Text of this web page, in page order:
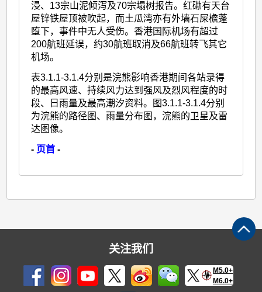
浸、13宗山泥倾泻及70宗塌树报告。红磡有天台
屋锌铁屋顶被吹起，而土瓜湾亦有外墙石屎檐蓬
堕下，事件中无人受伤。香港国际机场有超过
200航班延误，约30航班取消及66航班转飞其它
机场。
表3.1.1-3.1.4分别是浣熊影响香港期间各站录得
的最高风速、持续风力达到强风及烈风程度的时
段、日雨量及最高潮汐资料。图3.1.1-3.1.4分别
为浣熊的路径图、雨量分布图，浣熊的卫星及雷
达图像。
- 页首 -
关注我们
M5.0+
M6.0+